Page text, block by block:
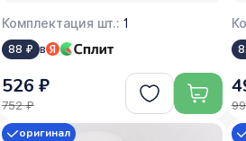
Комплектация шт.: 1
88 ₽ в
526 ₽
752 ₽
оригинал